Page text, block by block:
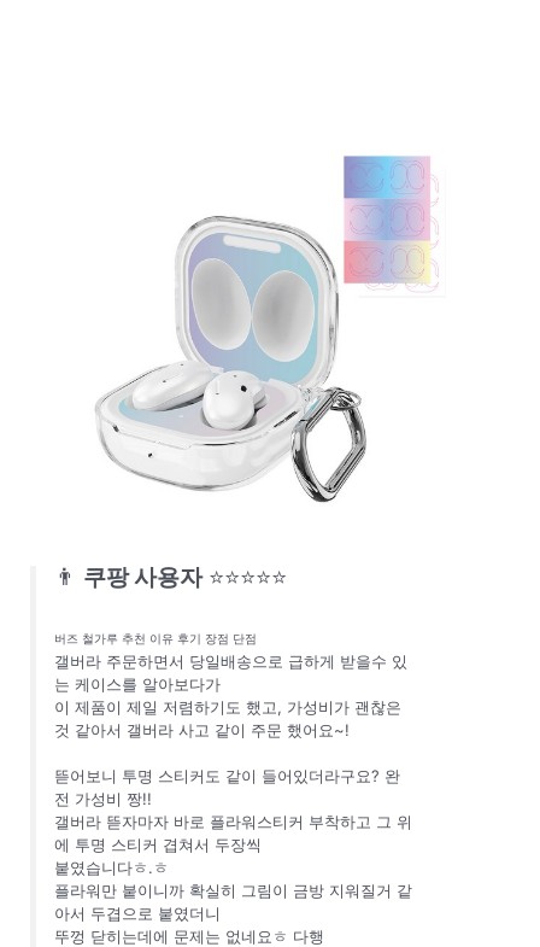
👨 쿠팡 사용자 ⭐⭐⭐⭐⭐
버즈 철가루 추천 이유 후기 장점 단점
갤버라 주문하면서 당일배송으로 급하게 받을수 있
는 케이스를 알아보다가
이 제품이 제일 저렴하기도 했고, 가성비가 괜찮은
것 같아서 갤버라 사고 같이 주문 했어요~!
뜯어보니 투명 스티커도 같이 들어있더라구요? 완
전 가성비 짱!!
갤버라 뜯자마자 바로 플라워스티커 부착하고 그 위
에 투명 스티커 겹쳐서 두장씩
붙였습니다ㅎ.ㅎ
플라워만 붙이니까 확실히 그림이 금방 지워질거 같
아서 두겹으로 붙였더니
뚜껑 닫히는데에 문제는 없네요ㅎ 다행